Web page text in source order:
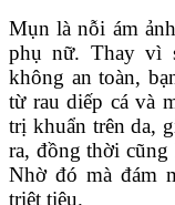
Mụn là nỗi ám
phụ nữ. Thay vì
không an toàn,
từ rau diếp cá và
trị khuẩn trên da,
ra, đồng thời cũng
Nhờ đó mà đám
triệt tiêu.